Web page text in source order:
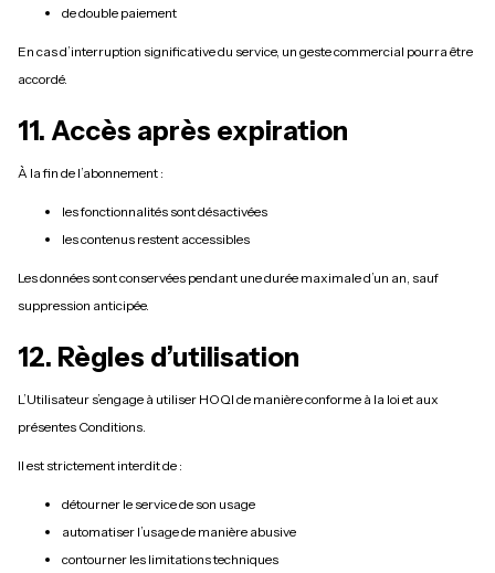
de double paiement
En cas d’interruption significative du service, un geste commercial pourra être
accordé.
11. Accès après expiration
À la fin de l’abonnement :
les fonctionnalités sont désactivées
les contenus restent accessibles
Les données sont conservées pendant une durée maximale d’un an, sauf
suppression anticipée.
12. Règles d’utilisation
L’Utilisateur s’engage à utiliser HOQI de manière conforme à la loi et aux
présentes Conditions.
Il est strictement interdit de :
détourner le service de son usage
automatiser l’usage de manière abusive
contourner les limitations techniques